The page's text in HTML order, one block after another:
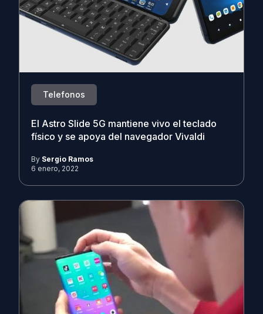
Telefonos
El Astro Slide 5G mantiene vivo el teclado
físico y se apoya del navegador Vivaldi
By Sergio Ramos
6 enero, 2022